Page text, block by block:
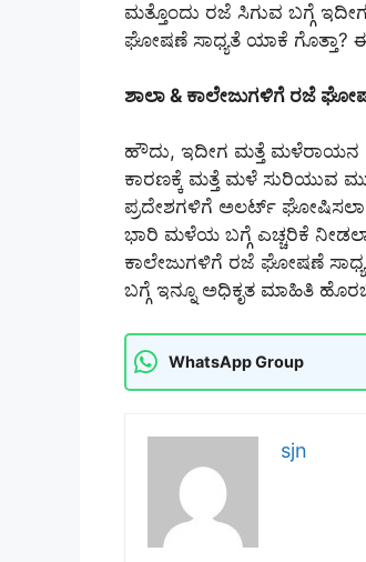
ಮತ್ತೊಂದು ರಜೆ ಸಿಗುವ ಬಗ್ಗೆ
ಘೋಷಣೆ ಸಾಧ್ಯತೆ ಯಾಕೆ ಗೊತ್ತಾ?
ಶಾಲಾ & ಕಾಲೇಜುಗಳಿಗೆ ರಜೆ
ಹೌದು, ಇದೀಗ ಮತ್ತೆ ಮಳೆರಾಯನ
ಕಾರಣಕ್ಕೆ ಮತ್ತೆ ಮಳೆ ಸುರಿಯುವ
ಪ್ರದೇಶಗಳಿಗೆ ಅಲರ್ಟ್
ಭಾರಿ ಮಳೆಯ ಬಗ್ಗೆ ಎಚ್ಚರಿಕೆ
ಕಾಲೇಜುಗಳಿಗೆ ರಜೆ ಘೋಷಣೆ
ಬಗ್ಗೆ ಇನ್ನೂ ಅಧಿಕೃತ ಮಾಹಿತಿ
WhatsApp Group
sjn